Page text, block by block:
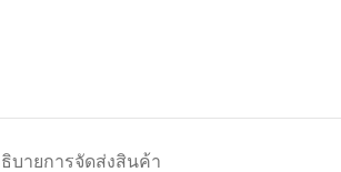
บายการจัดส่งสินค้า